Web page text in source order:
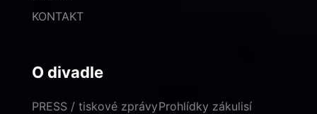
KONTAKT
O divadle
PRESS / tiskové zprávyProhlídky zákulisí